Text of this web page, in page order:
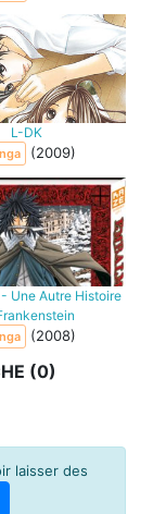
L-DK
(2009)
Une Autre Histoire
(2008)
(0)
laisser des